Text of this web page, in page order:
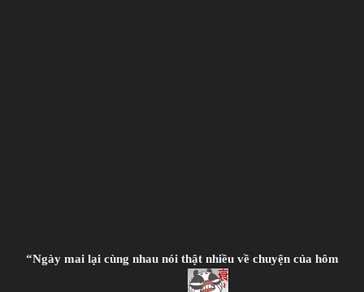
“Ngày mai lại cùng nhau nói thật nhiều về chuyện của hôm